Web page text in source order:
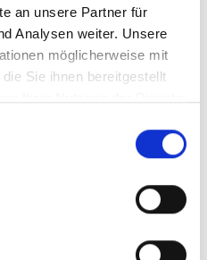
an unsere Partner für
Analysen weiter. Unsere
möglicherweise mit
Sie ihnen bereitgestellt
Maklern